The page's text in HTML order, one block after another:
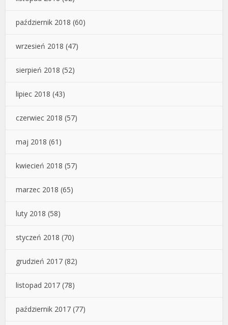
październik 2018 (60)
wrzesień 2018 (47)
sierpień 2018 (52)
lipiec 2018 (43)
czerwiec 2018 (57)
maj 2018 (61)
kwiecień 2018 (57)
marzec 2018 (65)
luty 2018 (58)
styczeń 2018 (70)
grudzień 2017 (82)
listopad 2017 (78)
październik 2017 (77)